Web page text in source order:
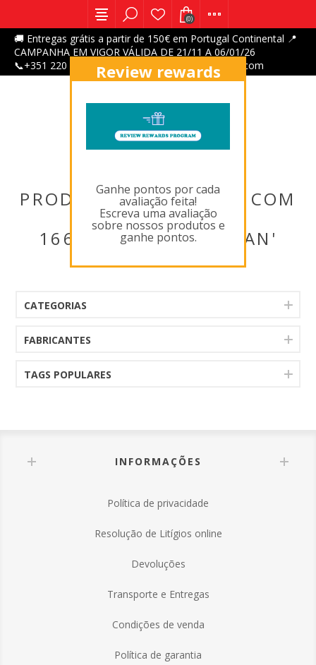
🚚 Entregas grátis a partir de 150€ em Portugal Continental 📍
CAMPANHA EM VIGOR VÁLIDA DE 21/11 A 06/01/26
📞+351 220 047 700 | 📩 numatic@numatic-iberia.com
(0)
PRODUTOS MARCADOS COM
'VIOLET,P
1668,ALCORNORDEMAN'
CATEGORIAS
FABRICANTES
TAGS POPULARES
INFORMAÇÕES
Política de privacidade
Resolução de Litígios online
Devoluções
Transporte e Entregas
Condições de venda
Política de garantia
Review rewards
Ganhe pontos por cada
avaliação feita!
Escreva uma avaliação
sobre nossos produtos e
ganhe pontos.